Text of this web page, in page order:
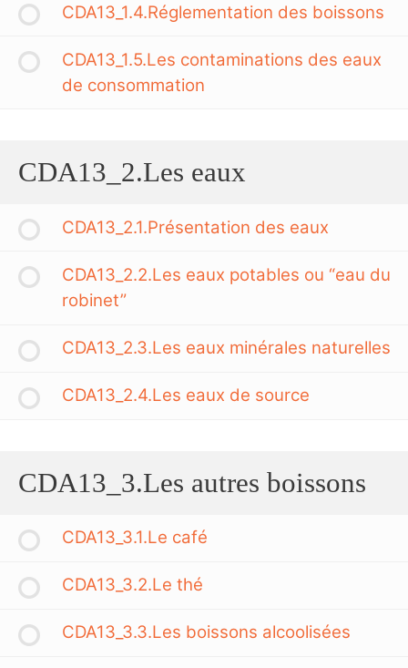
CDA13_1.4.Réglementation des boissons
CDA13_1.5.Les contaminations des eaux
de consommation
CDA13_2.Les eaux
CDA13_2.1.Présentation des eaux
CDA13_2.2.Les eaux potables ou “eau du
robinet”
CDA13_2.3.Les eaux minérales naturelles
CDA13_2.4.Les eaux de source
CDA13_3.Les autres boissons
CDA13_3.1.Le café
CDA13_3.2.Le thé
CDA13_3.3.Les boissons alcoolisées